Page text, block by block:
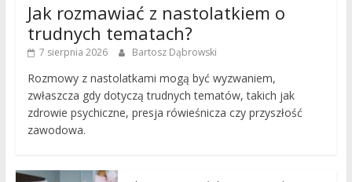
Jak rozmawiać z nastolatkiem o
trudnych tematach?
7 sierpnia 2026 Bartosz Dąbrowski
Rozmowy z nastolatkami mogą być wyzwaniem,
zwłaszcza gdy dotyczą trudnych tematów, takich jak
zdrowie psychiczne, presja rówieśnicza czy przyszłość
zawodowa.